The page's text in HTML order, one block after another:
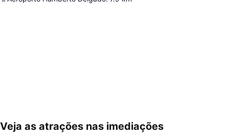
Ampliar mapa
Veja as atrações nas imediações